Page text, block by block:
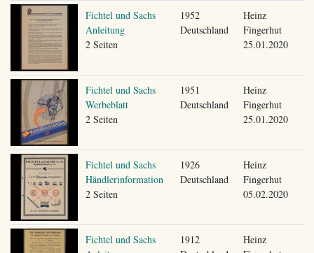
Fichtel und Sachs
Anleitung
2 Seiten
1952
Deutschland
Heinz
Fingerhut
25.01.2020
Fichtel und Sachs
Werbeblatt
2 Seiten
1951
Deutschland
Heinz
Fingerhut
25.01.2020
Fichtel und Sachs
Händlerinformation
2 Seiten
1926
Deutschland
Heinz
Fingerhut
05.02.2020
Fichtel und Sachs
1912
Heinz